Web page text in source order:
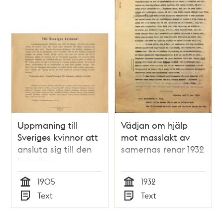
Uppmaning till
Sveriges kvinnor att
ansluta sig till den
kvinnliga
rösträttsrörelsen -
1905
Tid
1905
Typ
Text
Vädjan om hjälp
mot masslakt av
samernas renar 1932
Tid
1932
Typ
Text